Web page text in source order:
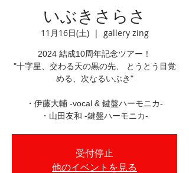
いぶきさらさ
11月16日(土)
  |
gallery zing
2024 結成10周年記念ツアー！
"十字星、交わる天の黒の先、 とうとう目覚
める、次なるいぶき"
・伊藤大輔 -vocal & 鍵盤ハーモニカ-
・山田友和 -鍵盤ハーモニカ-
受付停止
他のイベントを見る